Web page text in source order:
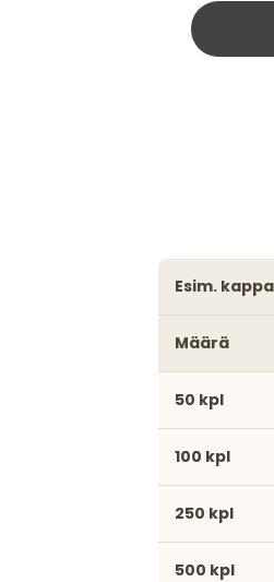
esim.
Määrä
50 kpl
100 kpl
250 kpl
500 kpl